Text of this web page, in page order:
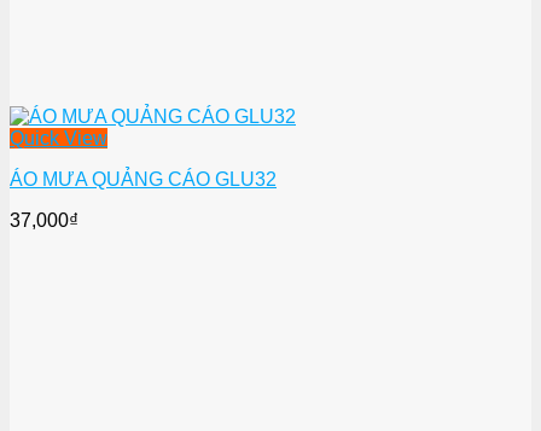
Quick View
ÁO MƯA QUẢNG CÁO GLU32
37,000₫